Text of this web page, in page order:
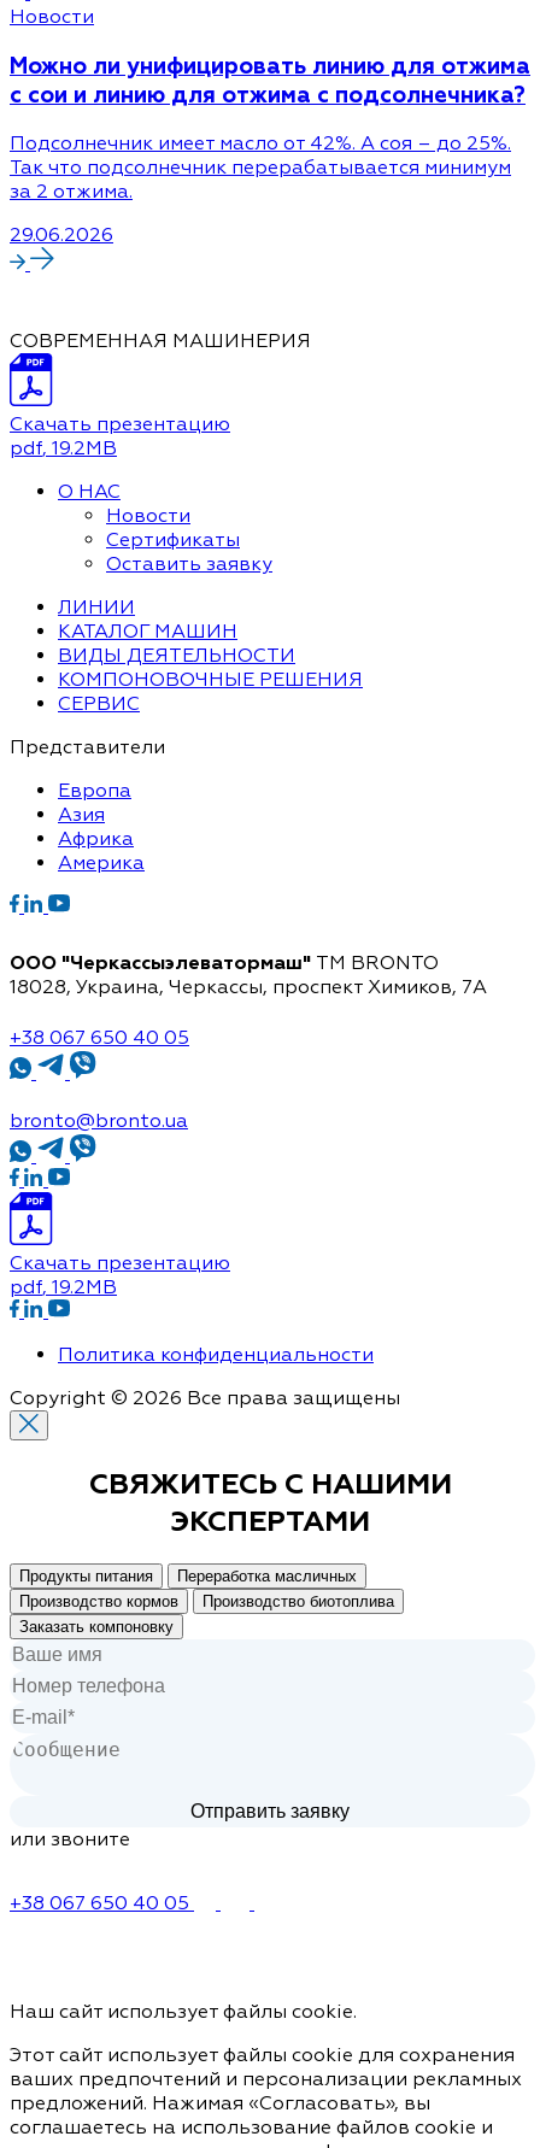
Новости
Можно ли унифицировать линию для отжима
с сои и линию для отжима с подсолнечника?
Подсолнечник имеет масло от 42%. А соя – до 25%.
Так что подсолнечник перерабатывается минимум
за 2 отжима.
29.06.2026
СОВРЕМЕННАЯ МАШИНЕРИЯ
Скачать презентацию
pdf, 19.2MB
О НАС
Новости
Сертификаты
Оставить заявку
ЛИНИИ
КАТАЛОГ МАШИН
ВИДЫ ДЕЯТЕЛЬНОСТИ
КОМПОНОВОЧНЫЕ РЕШЕНИЯ
СЕРВИС
Представители
Европа
Азия
Африка
Америка
ООО "Черкассыэлеватормаш" TM BRONTO
18028, Украина, Черкассы, проспект Химиков, 7A
+38 067 650 40 05
bronto@bronto.ua
Скачать презентацию
pdf, 19.2MB
Политика конфиденциальности
Copyright © 2026 Все права защищены
СВЯЖИТЕСЬ С НАШИМИ
ЭКСПЕРТАМИ
Продукты питания
Переработка масличных
Производство кормов
Производство биотоплива
Заказать компоновку
или звоните
+38 067 650 40 05
Наш сайт использует файлы cookie.
Этот сайт использует файлы cookie для сохранения
ваших предпочтений и персонализации рекламных
предложений. Нажимая «Согласовать», вы
соглашаетесь на использование файлов cookie и